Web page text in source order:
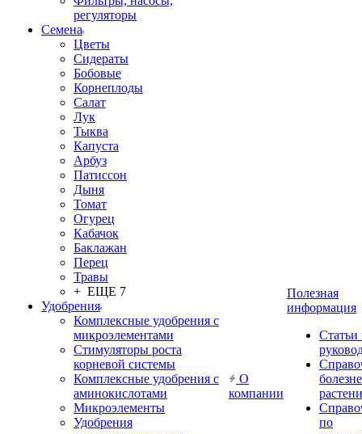
регуляторы
Семена
Цветы
Сидераты
Бобовые
Корнеплоды
Салат
Лук
Тыква
Капуста
Арбуз
Патиссон
Дыня
Томат
Огурец
Кабачок
Баклажан
Перец
Травы
+ ЕЩЕ 7
Удобрения
Комплексные удобрения с
микроэлементами
Стимуляторы роста
корневой системы
Комплексные удобрения с
аминокислотами
Микроэлементы
Удобрения
О
компании
Полезная
информация
Статьи
по